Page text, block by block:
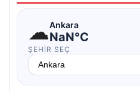
☁Ankara
NaN°C
ŞEHIR SEÇ